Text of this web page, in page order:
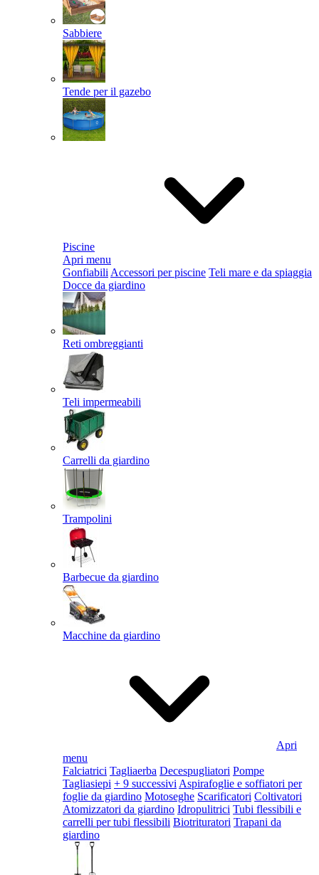
Sabbiere
Tende per il gazebo
Piscine
Apri menu
Gonfiabili Accessori per piscine Teli mare e da spiaggia
Docce da giardino
Reti ombreggianti
Teli impermeabili
Carrelli da giardino
Trampolini
Barbecue da giardino
Macchine da giardino
Apri
menu
Falciatrici Tagliaerba Decespugliatori Pompe
Tagliasiepi + 9 successivi Aspirafoglie e soffiatori per
foglie da giardino Motoseghe Scarificatori Coltivatori
Atomizzatori da giardino Idropulitrici Tubi flessibili e
carrelli per tubi flessibili Biotrituratori Trapani da
giardino